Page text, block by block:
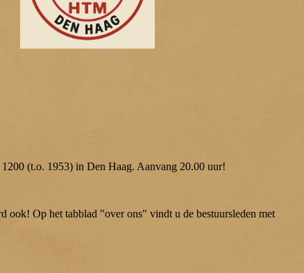
(t.o. 1953) in Den Haag. Aanvang 20.00 uur!
ook! Op het tabblad "over ons" vindt u de bestuursleden met